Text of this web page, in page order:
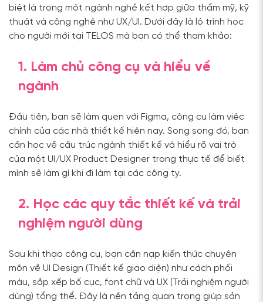
biệt là trong một ngành nghề kết hợp giữa thẩm mỹ, kỹ
thuật và công nghệ như UX/UI. Dưới đây là lộ trình học
cho người mới tại TELOS mà bạn có thể tham khảo:
1. Làm chủ công cụ và hiểu về
ngành
Đầu tiên, bạn sẽ làm quen với Figma, công cụ làm việc
chính của các nhà thiết kế hiện nay. Song song đó, bạn
cần học về cấu trúc ngành thiết kế và hiểu rõ vai trò
của một UI/UX Product Designer trong thực tế để biết
mình sẽ làm gì khi đi làm tại các công ty.
2. Học các quy tắc thiết kế và trải
nghiệm người dùng
Sau khi thạo công cụ, bạn cần nạp kiến thức chuyên
môn về UI Design (Thiết kế giao diện) như cách phối
màu, sắp xếp bố cục, font chữ và UX (Trải nghiệm người
dùng) tổng thể. Đây là nền tảng quan trọng giúp sản